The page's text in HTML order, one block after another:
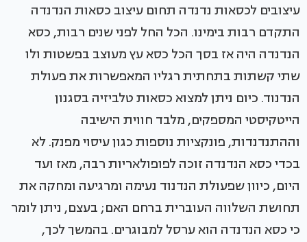
עיצובים לכסאות נדנדה תחום עיצוב כסאות הנדנדה
התקדם רבות בימינו. הכל החל לפני שנים רבות, כסא
הנדנדה היה אז בסך הכל כסא עץ מעוצב בפשטות ולו
שתי קשתות בתחתית רגליו המאפשרות את פעולת
הנדנוד. כיום ניתן למצוא כסאות טלביזיה בסגנון
הייטקיסטי המספקים, מלבד חווית הישיבה
וההתנדנדות, פונקציות נוספות כגון עיסוי מפנק. לא
בכדי כסא הנדנדה זוכה לפופולאריות רבה, מאז ועד
היום, כיוון שפעולת הנדנוד נעימה ומרגיעה ומחקה את
תחושת השלווה העוברית ברחם האם; בעצם, ניתן לומר
כי כסא הנדנדה הוא ערסל למבוגרים. בהמשך לכך,